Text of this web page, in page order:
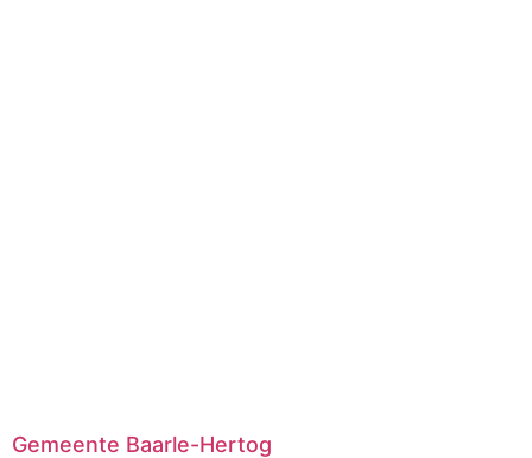
Gemeente Baarle-Hertog